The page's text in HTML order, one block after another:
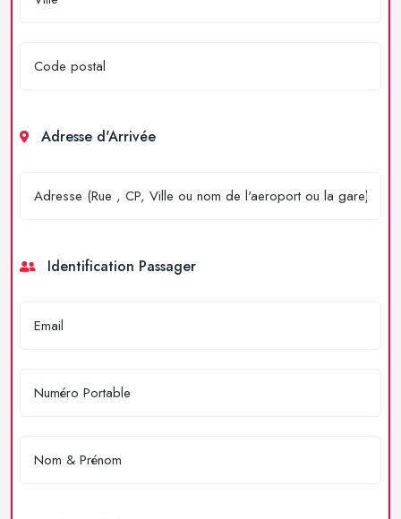
Adresse d'Arrivée
Identification Passager